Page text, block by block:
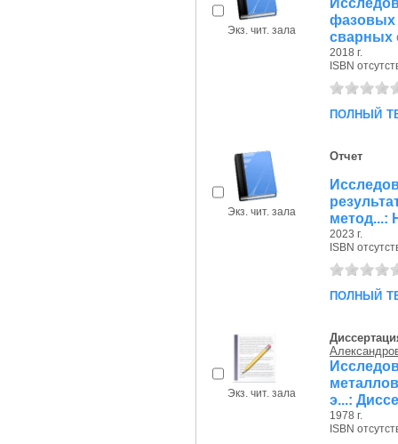
Экз. чит. зала
сварных
2018 г.
ISBN
полный
Экз. чит. зала
Отчет
метод...:
2023 г.
ISBN
полный
Экз. чит. зала
э...:
1978 г.
ISBN